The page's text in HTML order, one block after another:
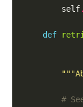
        self
.
def
#